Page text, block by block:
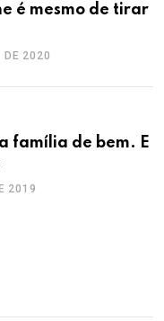
é mesmo de tirar
DE 2020
família de bem. E
2019